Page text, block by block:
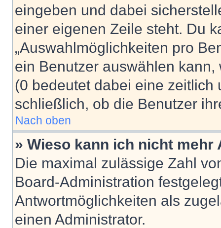
eingeben und dabei
einer eigenen Zeile steht. Du
„Auswahlmöglichkeiten pro
ein Benutzer auswählen
(0 bedeutet dabei eine zeitlich
schließlich, ob die Benutzer
Nach oben
» Wieso kann ich nicht
Die maximal zulässige Zahl
Board-Administration
Antwortmöglichkeiten als
einen Administrator.